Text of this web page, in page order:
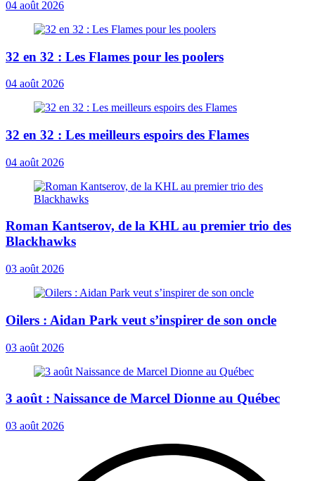
04 août 2026
32 en 32 : Les Flames pour les poolers
04 août 2026
32 en 32 : Les meilleurs espoirs des Flames
04 août 2026
Roman Kantserov, de la KHL au premier trio des
Blackhawks
03 août 2026
Oilers : Aidan Park veut s’inspirer de son oncle
03 août 2026
3 août : Naissance de Marcel Dionne au Québec
03 août 2026